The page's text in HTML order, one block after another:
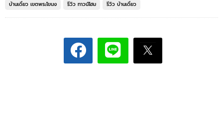
บ้านเดี่ยว เขตพระโขนง
รีวิว ทาวน์โฮม รีวิว บ้านเดี่ยว